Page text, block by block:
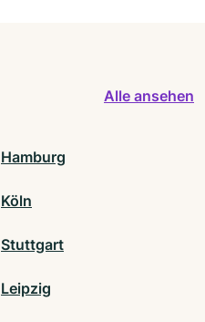
Alle ansehen
Hamburg
Köln
Stuttgart
Leipzig